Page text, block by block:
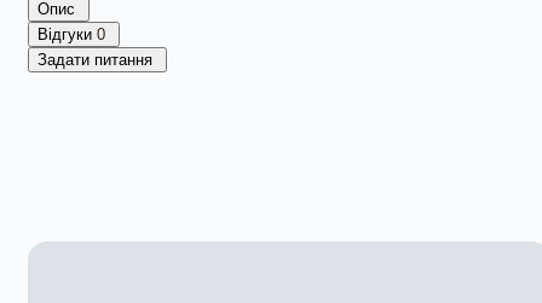
Опис
Відгуки 0
Задати питання